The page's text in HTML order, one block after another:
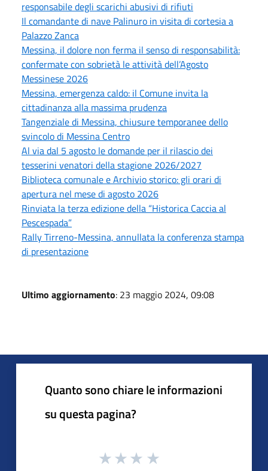
responsabile degli scarichi abusivi di rifiuti
Il comandante di nave Palinuro in visita di cortesia a
Palazzo Zanca
Messina, il dolore non ferma il senso di responsabilità:
confermate con sobrietà le attività dell’Agosto
Messinese 2026
Messina, emergenza caldo: il Comune invita la
cittadinanza alla massima prudenza
Tangenziale di Messina, chiusure temporanee dello
svincolo di Messina Centro
Al via dal 5 agosto le domande per il rilascio dei
tesserini venatori della stagione 2026/2027
Biblioteca comunale e Archivio storico: gli orari di
apertura nel mese di agosto 2026
Rinviata la terza edizione della “Historica Caccia al
Pescespada”
Rally Tirreno-Messina, annullata la conferenza stampa
di presentazione
Ultimo aggiornamento: 23 maggio 2024, 09:08
Quanto sono chiare le informazioni
su questa pagina?